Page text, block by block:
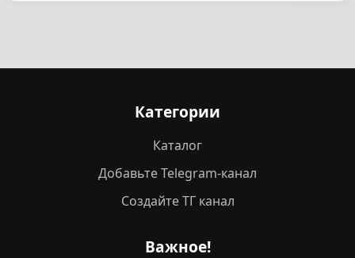
Категории
Каталог
Добавьте Telegram-канал
Создайте ТГ канал
Важное!